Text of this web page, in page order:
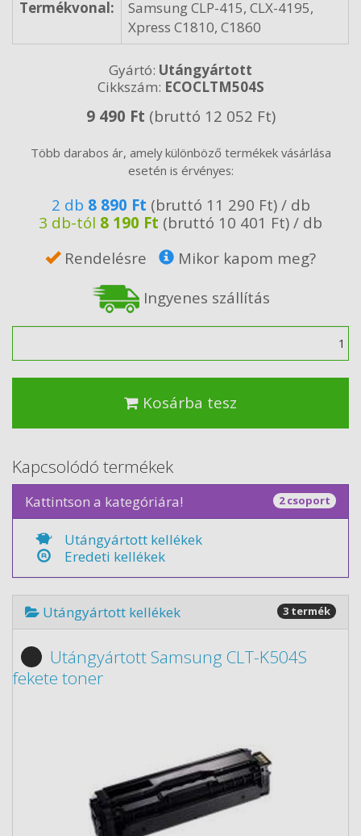
Termékvonal:
Samsung CLP-415, CLX-4195,
Xpress C1810, C1860
Gyártó: Utángyártott
Cikkszám: ECOCLTM504S
9 490 Ft (bruttó 12 052 Ft)
Több darabos ár, amely különböző termékek vásárlása
esetén is érvényes:
2 db 8 890 Ft (bruttó 11 290 Ft) / db
3 db-tól 8 190 Ft (bruttó 10 401 Ft) / db
Rendelésre
Mikor kapom meg?
Ingyenes szállítás
Kosárba tesz
Kapcsolódó termékek
Kattintson a kategóriára! 2 csoport
Utángyártott kellékek
Eredeti kellékek
Utángyártott kellékek 3 termék
Utángyártott Samsung CLT-K504S
fekete toner